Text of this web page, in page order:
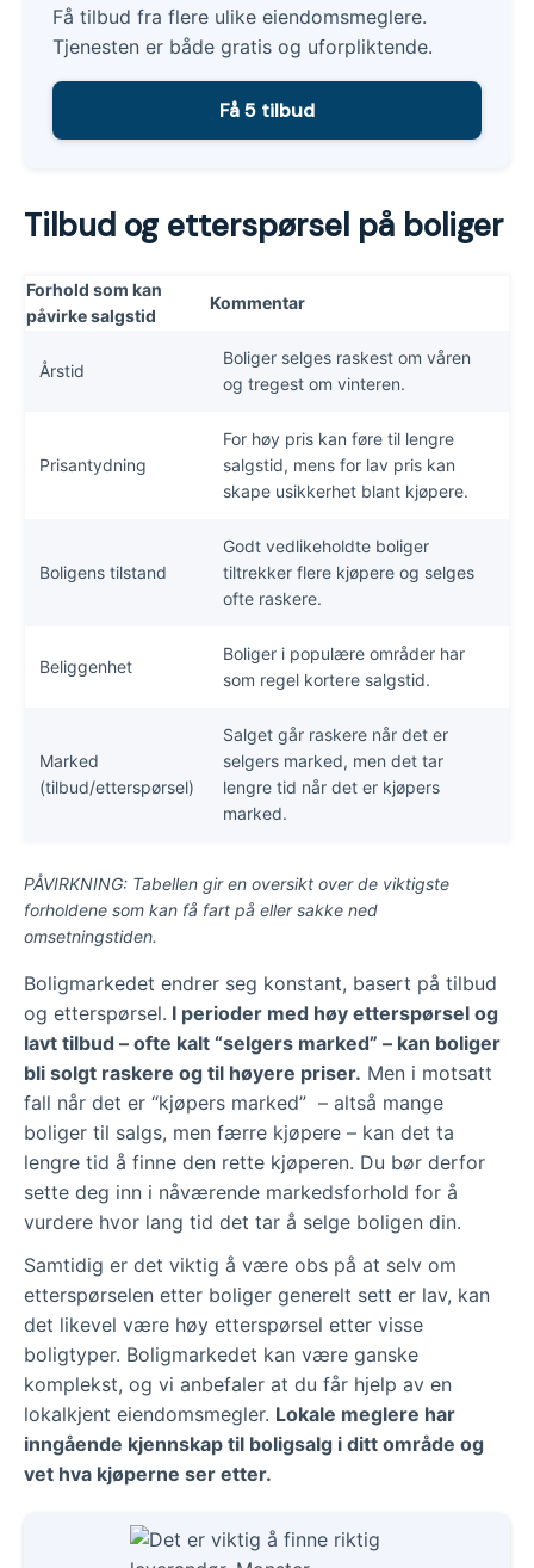
Få tilbud fra flere ulike eiendomsmeglere.
Tjenesten er både gratis og uforpliktende.
Få 5 tilbud
Tilbud og etterspørsel på boliger
Forhold som kan
påvirke salgstid
Kommentar
Årstid
Boliger selges raskest om våren
og tregest om vinteren.
Prisantydning
For høy pris kan føre til lengre
salgstid, mens for lav pris kan
skape usikkerhet blant kjøpere.
Boligens tilstand
Godt vedlikeholdte boliger
tiltrekker flere kjøpere og selges
ofte raskere.
Beliggenhet
Boliger i populære områder har
som regel kortere salgstid.
Marked
(tilbud/etterspørsel)
Salget går raskere når det er
selgers marked, men det tar
lengre tid når det er kjøpers
marked.
PÅVIRKNING: Tabellen gir en oversikt over de viktigste
forholdene som kan få fart på eller sakke ned
omsetningstiden.
Boligmarkedet endrer seg konstant, basert på tilbud
og etterspørsel. I perioder med høy etterspørsel og
lavt tilbud – ofte kalt “selgers marked” – kan boliger
bli solgt raskere og til høyere priser. Men i motsatt
fall når det er “kjøpers marked” – altså mange
boliger til salgs, men færre kjøpere – kan det ta
lengre tid å finne den rette kjøperen. Du bør derfor
sette deg inn i nåværende markedsforhold for å
vurdere hvor lang tid det tar å selge boligen din.
Samtidig er det viktig å være obs på at selv om
etterspørselen etter boliger generelt sett er lav, kan
det likevel være høy etterspørsel etter visse
boligtyper. Boligmarkedet kan være ganske
komplekst, og vi anbefaler at du får hjelp av en
lokalkjent eiendomsmegler. Lokale meglere har
inngående kjennskap til boligsalg i ditt område og
vet hva kjøperne ser etter.